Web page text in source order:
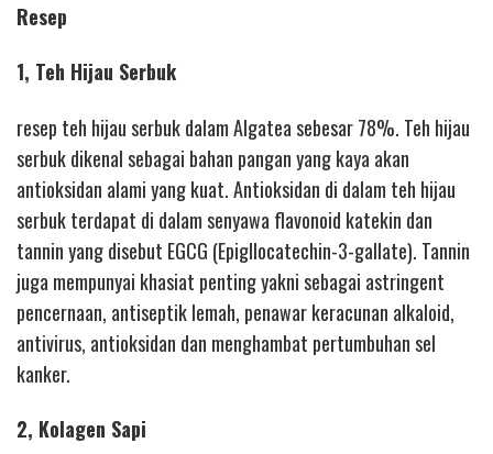
Resep
1, Teh Hijau Serbuk
resep teh hijau serbuk dalam Algatea sebesar 78%. Teh hijau
serbuk dikenal sebagai bahan pangan yang kaya akan
antioksidan alami yang kuat. Antioksidan di dalam teh hijau
serbuk terdapat di dalam senyawa flavonoid katekin dan
tannin yang disebut EGCG (Epigllocatechin-3-gallate). Tannin
juga mempunyai khasiat penting yakni sebagai astringent
pencernaan, antiseptik lemah, penawar keracunan alkaloid,
antivirus, antioksidan dan menghambat pertumbuhan sel
kanker.
2, Kolagen Sapi